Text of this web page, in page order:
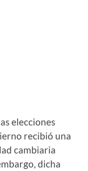
elecciones
recibió una
cambiaria
dicha